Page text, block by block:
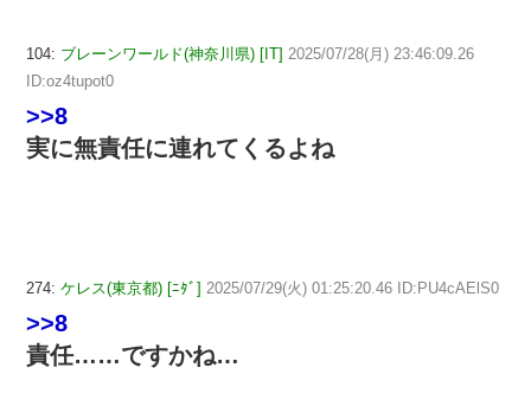
104: ブレーンワールド(神奈川県) [IT] 2025/07/28(月) 23:46:09.26
ID:oz4tupot0
>>8
実に無責任に連れてくるよね
274: ケレス(東京都) [ﾆﾀﾞ] 2025/07/29(火) 01:25:20.46 ID:PU4cAElS0
>>8
責任……ですかね…